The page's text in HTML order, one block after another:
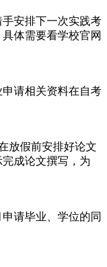
安排下一次实践考
体需要看学校官网
请相关资料在自考
放假前安排好论文
成论文撰写，为
请毕业、学位的同